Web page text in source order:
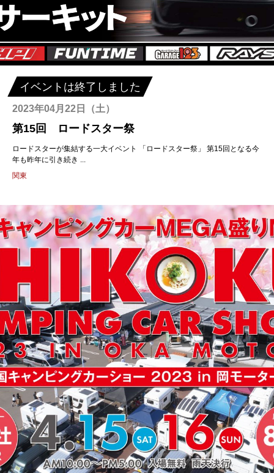
イベントは終了しました
2023年04月22日（土）
第15回 ロードスター祭
ロードスターが集結する一大イベント 「ロードスター祭」 第15回となる今
年も昨年に引き続き ...
関東